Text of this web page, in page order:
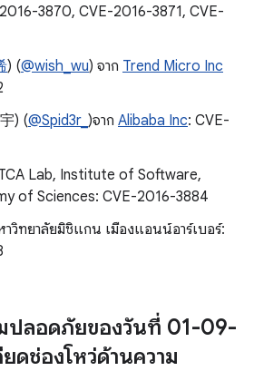
3870, CVE-2016-3871, CVE-
) (@wish_wu) จาก Trend Micro Inc
) (@Spid3r_ )จาก Alibaba Inc: CVE-
Lab, Institute of Software,
of Sciences: CVE-2016-3884
าวิทยาลัยมิชิแกน เมืองแอนน์อาร์เบอร์:
ปลอดภัยของวันที่ 01-09-
ดช่องโหว่ด้านความ